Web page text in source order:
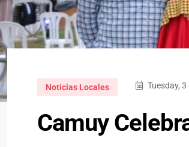
Noticias Locales Tuesday,
Camuy